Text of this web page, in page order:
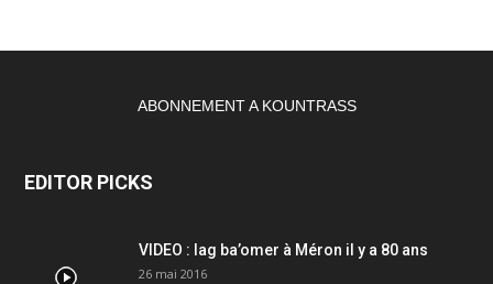
ABONNEMENT A KOUNTRASS
EDITOR PICKS
VIDEO : lag ba’omer à Méron il y a 80 ans
26 mai 2016